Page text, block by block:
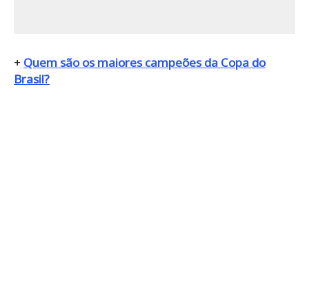
+ Quem são os maiores campeões da Copa do
Brasil?